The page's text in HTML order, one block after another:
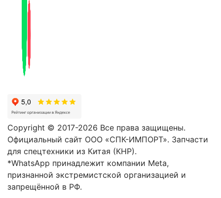
Copyright © 2017-2026 Все права защищены.
Официальный сайт ООО «СПК-ИМПОРТ». Запчасти
для спецтехники из Китая (КНР).
*WhatsApp принадлежит компании Meta,
признанной экстремистской организацией и
запрещённой в РФ.